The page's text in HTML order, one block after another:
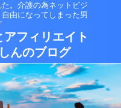
。介護の為ネットビジ
由になってしまった男
フィリエイト
んのブログ